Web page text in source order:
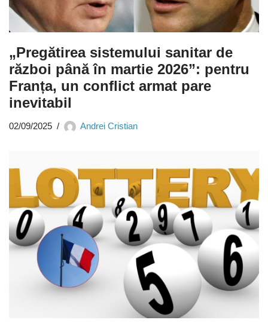
„Pregătirea sistemului sanitar de
război până în martie 2026”: pentru
Franța, un conflict armat pare
inevitabil
02/09/2025 Andrei Cristian